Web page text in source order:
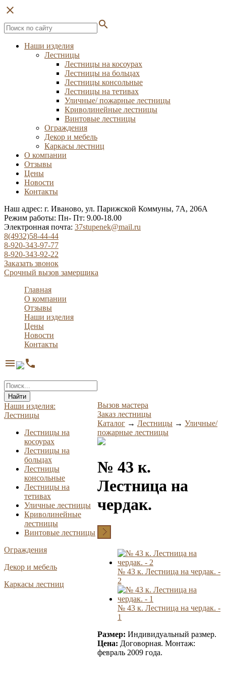
close
search
Наши изделия
Лестницы
Лестницы на косоурах
Лестницы на больцах
Лестницы консольные
Лестницы на тетивах
Уличные/ пожарные лестницы
Криволинейные лестницы
Винтовые лестницы
Ограждения
Декор и мебель
Каркасы лестниц
О компании
Отзывы
Цены
Новости
Контакты
Наш адрес: г. Иваново, ул. Парижской Коммуны, 7А, 206А
Режим работы: Пн- Пт: 9.00-18.00
Электронная почта: 37stupenek@mail.ru
8(4932)58-44-44
8-920-343-97-77
8-920-343-92-22
Заказать звонок
Срочный вызов замерщика
Главная
О компании
Отзывы
Наши изделия
Цены
Новости
Контакты
menu phone
Найти
Наши изделия:
Лестницы
Лестницы на
косоурах
Лестницы на
больцах
Лестницы
консольные
Лестницы на
тетивах
Уличные лестницы
Криволинейные
лестницы
Винтовые лестницы
Ограждения
Декор и мебель
Каркасы лестниц
Вызов мастера
Заказ лестницы
Каталог → Лестницы → Уличные/
пожарные лестницы
№ 43 к.
Лестница на
чердак.
№ 43 к. Лестница на чердак. -
2
№ 43 к. Лестница на чердак. -
1
Размер: Индивидуальный размер.
Цена: Договорная. Монтаж:
февраль 2009 года.